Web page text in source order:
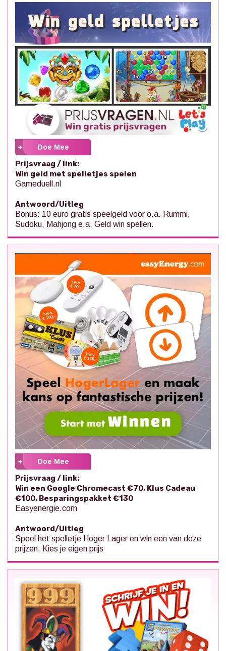
Doe Mee
Prijsvraag / link:
Win geld met spelletjes spelen
Gameduell.nl
Antwoord/Uitleg
Bonus: 10 euro gratis speelgeld voor o.a. Rummi,
Sudoku, Mahjong e.a. Geld win spellen.
Doe Mee
Prijsvraag / link:
Win een Google Chromecast €70, Klus Cadeau
€100, Besparingspakket €130
Easyenergie.com
Antwoord/Uitleg
Speel het spelletje Hoger Lager en win een van deze
prijzen. Kies je eigen prijs